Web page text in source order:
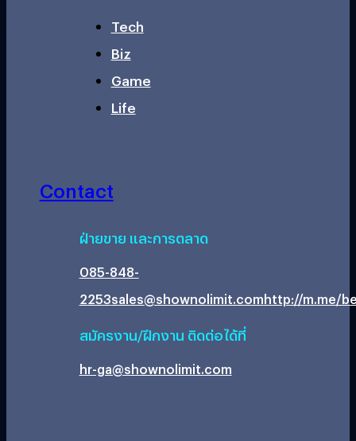
Tech
Biz
Game
Life
Contact
ฝ่ายขาย และการตลาด
085-848-
2253sales@shownolimit.comhttp://m.me/
สมัครงาน/ฝึกงาน ติดต่อได้ที่
hr-ga@shownolimit.com